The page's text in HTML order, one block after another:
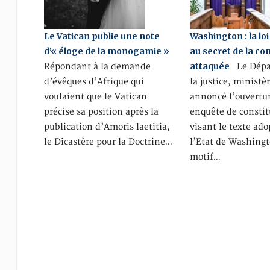
Le Vatican publie une note
d’« éloge de la monogamie »
Répondant à la demande
d’évêques d’Afrique qui
voulaient que le Vatican
précise sa position après la
publication d’Amoris laetitia,
le Dicastère pour la Doctrine…
Washington : la
au secret de la
attaquée Le
la justice,
annoncé
enquête de
visant le texte
l’Etat de
motif…